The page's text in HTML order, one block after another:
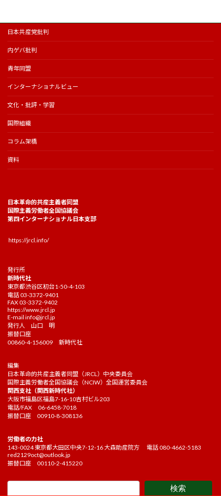
日本共産党批判
内ゲバ批判
青年同盟
インターナショナルビュー
文化・批評・学習
国際組織
コラム架橋
資料
日本革命的共産主義者同盟
国際主義労働者全国協議会
第四インターナショナル日本支部
https://jrcl.info/
発行所
新時代社
東京都渋谷区初台1-50-4-103
電話 03-3372-9401
FAX 03-3372-9402
https://www.jrcl.jp
E-mail info@jrcl.jp
発行人 山口 明
振替口座
00860-4-156009 新時代社
編集
日本革命的共産主義者同盟（JRCL）中央委員会
国際主義労働者全国協議会（NCIW）全国運営委員会
関西支社（関西新時代社）
大阪市福島区福島7-16-10吉村ビル203
電話/FAX 06-6458-7018
振替口座 00910-8-308136
労働者の力社
143-0024 東京都大田区中央7-12-16 大森助産院方 電話 080-4662-5183
red2129oct@outlook.jp
振替口座 00110-2-415220
検索